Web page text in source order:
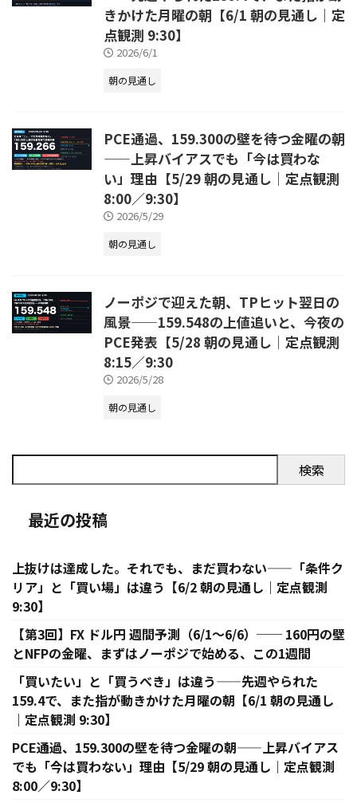
きかけた月曜の朝【6/1 朝の見通し｜定
点観測 9:30】
2026/6/1
朝の見通し
PCE通過、159.300の壁を待つ金曜の朝
——上昇バイアスでも「今は買わな
い」理由【5/29 朝の見通し｜定点観測
8:00／9:30】
2026/5/29
朝の見通し
ノーポジで迎えた朝、TPヒット翌日の
風景——159.548の上値追いと、今夜の
PCE発表【5/28 朝の見通し｜定点観測
8:15／9:30
2026/5/28
朝の見通し
検索
最近の投稿
上抜けは達成した。それでも、まだ買わない——「条件ク
リア」と「買い場」は違う【6/2 朝の見通し｜定点観測
9:30】
【第3回】FX ドル円 週間予測（6/1〜6/6）── 160円の壁
とNFPの金曜、まずはノーポジで始める、この1週間
「買いたい」と「買うべき」は違う——先週やられた
159.4で、また指が動きかけた月曜の朝【6/1 朝の見通し
｜定点観測 9:30】
PCE通過、159.300の壁を待つ金曜の朝——上昇バイアス
でも「今は買わない」理由【5/29 朝の見通し｜定点観測
8:00／9:30】